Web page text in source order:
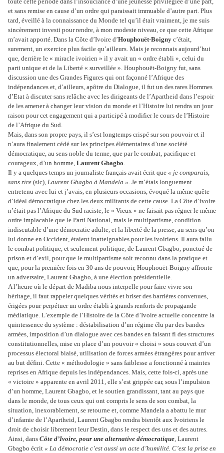
et sans remise en cause d’un ordre qui paraissait immuable d’autre part. Plus
tard, éveillé à la connaissance du Monde tel qu’il était vraiment, je me suis
sincèrement investi pour rendre, à mon modeste niveau, ce que cette Afrique
m’avait apporté. Dans la Côte d’Ivoire d’Houphouët-Boigny c’était,
surement, un exercice plus facile qu’ailleurs. Mais je reconnais aujourd’hui
que, derrière le « miracle ivoirien » il y avait un « ordre établi », celui du
parti unique et de la Liberté « surveillée ». Houphouët-Boigny fut, sans
discussion une des Grandes Figures qui ont façonné l’Afrique des
indépendances et, d’ailleurs, apôtre du Dialogue, il fut un des rares Hommes
d’Etat à discuter sans relâche avec les dirigeants de l’Apartheid dans l’espoir
de les amener à changer leur vision du monde et l’Histoire lui rendra un jour
raison pour cet engagement qui a participé à modifier le cours de l’Histoire
de l’Afrique du Sud.
Mais, dans son propre pays, il s’est longtemps crispé sur son pouvoir et il
n’aura finalement cédé sur les principes élémentaires d’une société
démocratique, au sens noble du terme, que par le combat, pacifique et
courageux, d’un homme, Laurent Gbagbo.
Il y a quelques temps un journaliste français avait écrit que « je comparais,
sans rire (sic), Laurent Gbagbo à Mandela ». Je m’étais longuement
entretenu avec lui et j’avais, en plusieurs occasions, évoqué la même quête
d’idéal démocratique chez les deux militants de cette cause. La Côte d’ivoire
n’était pas l’Afrique du Sud raciste, le « Vieux » ne faisait pas régner le même
ordre implacable que le Parti National, mais le multipartisme, condition
indiscutable d’une démocratie adulte, et la liberté de la presse, au sens qu’on
lui donne en Occident, étaient inatteignables pour les ivoiriens. Il aura fallu
le combat politique, et seulement politique, de Laurent Gbagbo, ponctué de
prison et d’exil, pour que le multipartisme soit reconnu dans la pratique et
que, pour la première fois en 30 ans de pouvoir, Houphouët-Boigny affronte
un adversaire, Laurent Gbagbo, à une élection présidentielle.
A l’heure où le départ de Madiba nous interpelle pour faire vivre son
héritage, il faut rappeler quelques vérités et briser des barrières convenues,
érigées pour perpétuer un ordre établi à grands renforts de propagande
médiatique. L’exemple de l’Histoire de la Côte d’Ivoire actuelle concentre la
quintessence du système : déstabilisation d’un régime élu par des bandes
armées, imposition d’un dialogue avec ces bandes en faisant fi des structures
constitutionnelles, mise en place d’un pouvoir « choisi » sous couvert d’un
processus électoral biaisé, utilisation de forces armées étrangères pour arriver
au but défini. Cette « méthodologie » sans faiblesse a fonctionné à maintes
reprises en Afrique depuis les indépendances. Mais, cette fois-ci, après une
« victoire » apparente en avril 2011, elle s’est grippée car, sous l’impulsion
d’un homme, Laurent Gbagbo, et le soutien grandissant, tant au pays que
dans le monde, de tous ceux qui ont compris le sens de son combat, la
situation, inexorablement, se retourne et, comme Mandela a abattu le mur
d’infamie de l’Apartheid, Laurent Gbagbo rendra bientôt aux Ivoiriens le
droit de choisir librement leur Destin, dans le respect des uns et des autres.
Ainsi, dans Côte d’Ivoire, pour une alternative démocratique, Laurent
Gbagbo écrit « La démocratie c’est aussi un acte d’humilité. C’est la prise en